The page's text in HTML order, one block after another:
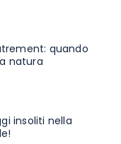
quando
natura
insoliti nella